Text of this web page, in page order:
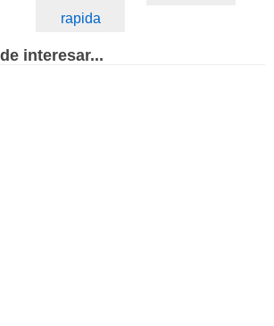
rapida
interesar...